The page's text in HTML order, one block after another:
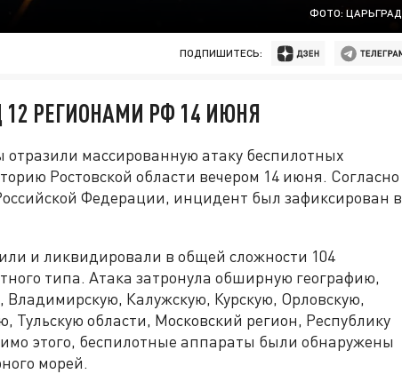
ФОТО: ЦАРЬГРАД
ПОДПИШИТЕСЬ:
РЕГИОНАМИ РФ 14 ИЮНЯ
массированную атаку беспилотных
Ростовской области вечером 14 июня. Согласно
Федерации, инцидент был зафиксирован в
и ликвидировали в общей сложности 104
типа. Атака затронула обширную географию,
Калужскую, Курскую, Орловскую,
Тульскую области, Московский регион, Республику
этого, беспилотные аппараты были обнаружены
морей.